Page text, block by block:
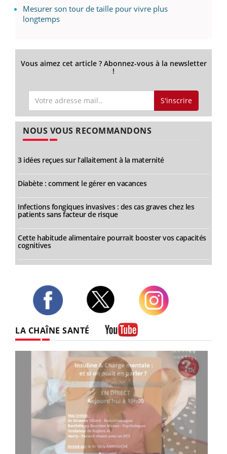
Mesurer son tour de taille pour vivre plus
longtemps
Vous aimez cet article ? Abonnez-vous à la newsletter
!
S'inscrire
NOUS VOUS RECOMMANDONS
3 idées reçues sur l’allaitement à la maternité
Diabète : comment le gérer en vacances
Infections fongiques invasives : des cas graves chez les
patients sans facteur de risque
Cette habitude alimentaire pourrait booster vos capacités
cognitives
LA CHAÎNE SANTÉ